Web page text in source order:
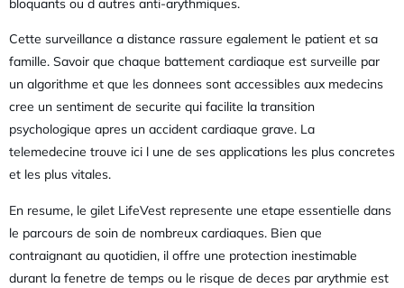
bloquants ou d autres anti-arythmiques.
Cette surveillance a distance rassure egalement le patient et sa
famille. Savoir que chaque battement cardiaque est surveille par
un algorithme et que les donnees sont accessibles aux medecins
cree un sentiment de securite qui facilite la transition
psychologique apres un accident cardiaque grave. La
telemedecine trouve ici l une de ses applications les plus concretes
et les plus vitales.
En resume, le gilet LifeVest represente une etape essentielle dans
le parcours de soin de nombreux cardiaques. Bien que
contraignant au quotidien, il offre une protection inestimable
durant la fenetre de temps ou le risque de deces par arythmie est